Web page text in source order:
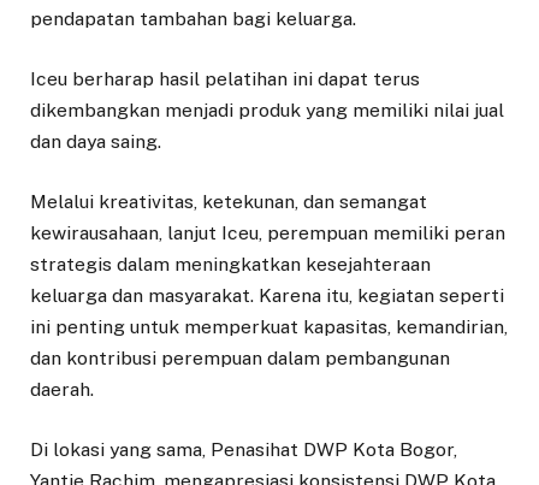
pendapatan tambahan bagi keluarga.
Iceu berharap hasil pelatihan ini dapat terus
dikembangkan menjadi produk yang memiliki nilai jual
dan daya saing.
Melalui kreativitas, ketekunan, dan semangat
kewirausahaan, lanjut Iceu, perempuan memiliki peran
strategis dalam meningkatkan kesejahteraan
keluarga dan masyarakat. Karena itu, kegiatan seperti
ini penting untuk memperkuat kapasitas, kemandirian,
dan kontribusi perempuan dalam pembangunan
daerah.
Di lokasi yang sama, Penasihat DWP Kota Bogor,